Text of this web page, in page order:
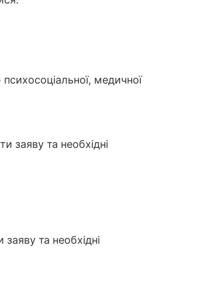
медичної
заяву та необхідні
та необхідні